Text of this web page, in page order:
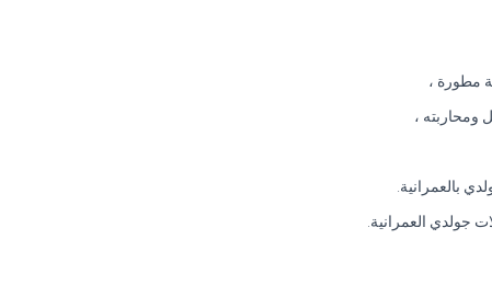
مطورة ،
ومحاربته ،
بالعمرانية.
جولدي العمرانية.